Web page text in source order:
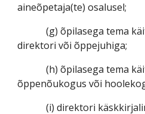
aineõpetaja(te) osalusel;
(g) õpilasega tema
direktori või õppejuhiga;
(h) õpilasega tema
õppenõukogus või
(i) direktori